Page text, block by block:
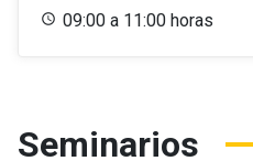
09:00 a 11:00 horas
Seminarios